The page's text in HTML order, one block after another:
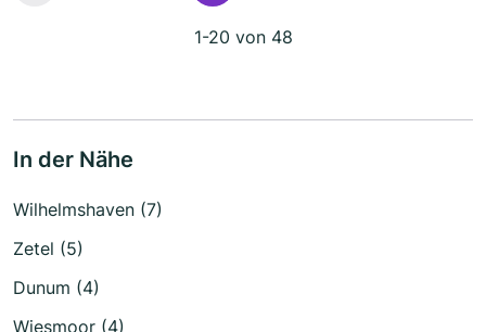
1-20 von 48
In der Nähe
Wilhelmshaven (7)
Zetel (5)
Dunum (4)
Wiesmoor (4)